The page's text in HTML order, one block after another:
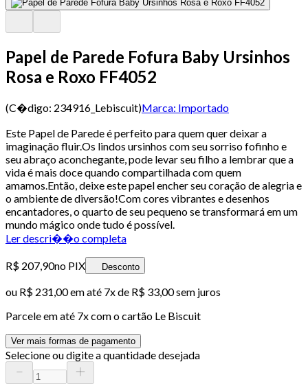
Papel de Parede Fofura Baby Ursinhos
Rosa e Roxo FF4052
(C�digo: 234916_Lebiscuit)Marca: Importado
Este Papel de Parede é perfeito para quem quer deixar a
imaginação fluir.Os lindos ursinhos com seu sorriso fofinho e
seu abraço aconchegante, pode levar seu filho a lembrar que a
vida é mais doce quando compartilhada com quem
amamos.Então, deixe este papel encher seu coração de alegria e
o ambiente de diversão!Com cores vibrantes e desenhos
encantadores, o quarto de seu pequeno se transformará em um
mundo mágico onde tudo é possível.
Ler descri��o completa
R$ 207,90no PIX Desconto
ou R$ 231,00em até 7x de R$ 33,00 sem juros
Parcele em até 7x com o cartão Le Biscuit
Ver mais formas de pagamento
Selecione ou digite a quantidade desejada